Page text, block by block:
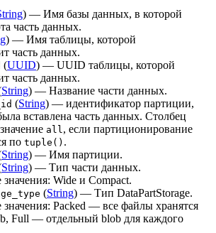
) — Имя базы данных, в которой
часть данных.
) — Имя таблицы, которой
часть данных.
(UUID) — UUID таблицы, которой
часть данных.
String) — Название части данных.
(String) — идентификатор партиции,
вставлена часть данных. Столбец
all, если партиционирование
по tuple() .
String) — Имя партиции.
String) — Тип части данных.
Wide и Compact.
(String) — Тип DataPartStorage.
Packed — все файлы хранятся
Full — отдельный blob для каждого